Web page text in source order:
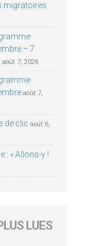
migratoires
– 7
août 7, 2026
août 7,
de clic août 6,
: « Allons-y !
LUES